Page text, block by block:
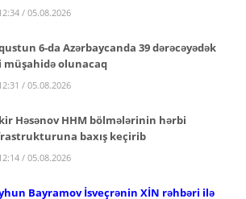
/ 05.08.2026
6-da Azərbaycanda 39 dərəcəyədək
müşahidə olunacaq
/ 05.08.2026
Həsənov HHM bölmələrinin hərbi
baxış keçirib
/ 05.08.2026
Bayramov İsveçrənin XİN rəhbəri ilə